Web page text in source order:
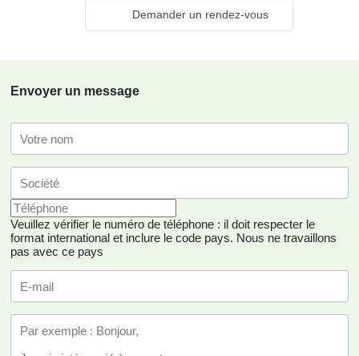
Demander un rendez-vous
Envoyer un message
Veuillez vérifier le numéro de téléphone : il doit respecter le
format international et inclure le code pays. Nous ne travaillons
pas avec ce pays